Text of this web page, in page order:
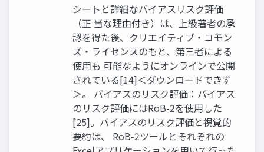
シートと詳細なバイアスリスク評価
（正 当な理由付き）は、上級著者の承
認を得た後、クリエイティブ・コモン
ズ・ライセンスのもと、第三者による
使用も 可能なようにオンラインで公開
されている[14]＜ダウンロードできず
＞。 バイアスのリスク評価：バイアス
のリスク評価にはRoB-2を使用した
[25]。バイアスのリスク評価と視覚的
要約は、 RoB-2ツールとそれぞれの